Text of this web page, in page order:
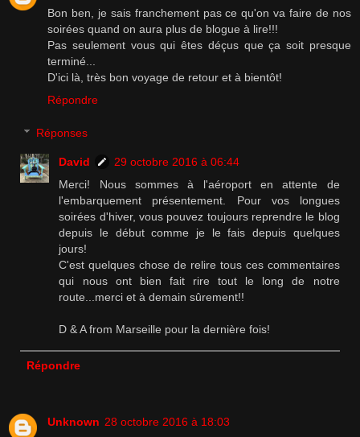
Bon ben, je sais franchement pas ce qu'on va faire de nos
soirées quand on aura plus de blogue à lire!!!
Pas seulement vous qui êtes déçus que ça soit presque
terminé...
D'ici là, très bon voyage de retour et à bientôt!
Répondre
Réponses
David
29 octobre 2016 à 06:44
Merci! Nous sommes à l'aéroport en attente de
l'embarquement présentement. Pour vos longues
soirées d'hiver, vous pouvez toujours reprendre le blog
depuis le début comme je le fais depuis quelques
jours!
C'est quelques chose de relire tous ces commentaires
qui nous ont bien fait rire tout le long de notre
route...merci et à demain sûrement!!
D & A from Marseille pour la dernière fois!
Répondre
Unknown 28 octobre 2016 à 18:03